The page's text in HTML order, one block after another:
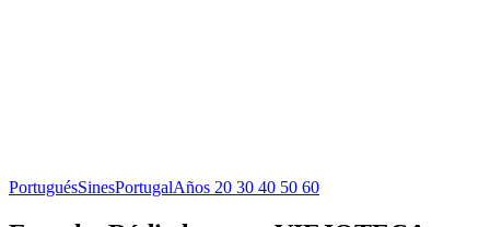
PortuguésSinesPortugalAños 20 30 40 50 60